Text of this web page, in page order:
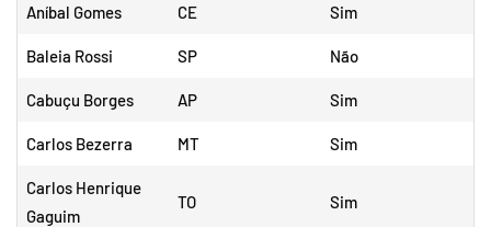
Aníbal Gomes CE Sim
Baleia Rossi SP Não
Cabuçu Borges AP Sim
Carlos Bezerra MT Sim
Carlos Henrique
Gaguim
TO Sim